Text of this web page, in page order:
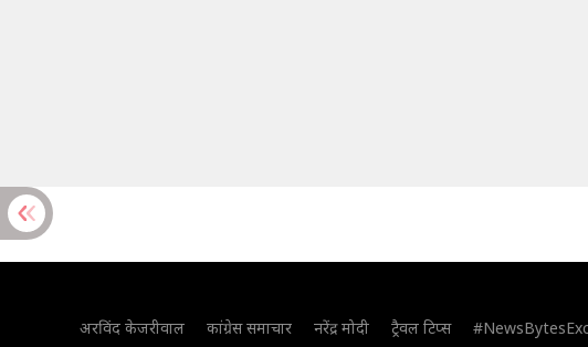
अरविंद केजरीवाल कांग्रेस समाचार नरेंद्र मोदी ट्रैवल टिप्स